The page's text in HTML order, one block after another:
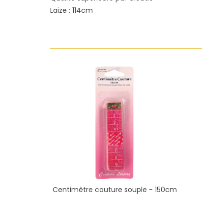
Laize : 114cm
Centimètre couture souple - 150cm